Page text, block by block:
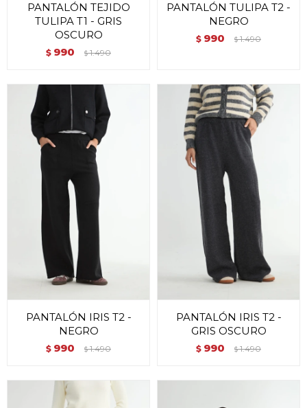
PANTALÓN TEJIDO
TULIPA T1 - GRIS
OSCURO
$ 990 $ 1.490
PANTALÓN TULIPA T2 -
NEGRO
$ 990 $ 1.490
PANTALÓN IRIS T2 -
NEGRO
$ 990 $ 1.490
PANTALÓN IRIS T2 -
GRIS OSCURO
$ 990 $ 1.490